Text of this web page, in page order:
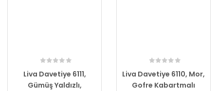
Liva Davetiye 6111,
Gümüş Yaldızlı,
Liva Davetiye 6110, Mor,
Gofre Kabartmalı